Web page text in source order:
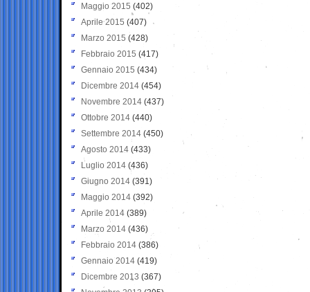
Maggio 2015 (402)
Aprile 2015 (407)
Marzo 2015 (428)
Febbraio 2015 (417)
Gennaio 2015 (434)
Dicembre 2014 (454)
Novembre 2014 (437)
Ottobre 2014 (440)
Settembre 2014 (450)
Agosto 2014 (433)
Luglio 2014 (436)
Giugno 2014 (391)
Maggio 2014 (392)
Aprile 2014 (389)
Marzo 2014 (436)
Febbraio 2014 (386)
Gennaio 2014 (419)
Dicembre 2013 (367)